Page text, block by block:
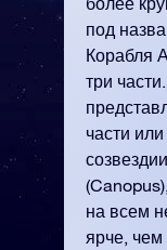
под
Корабля
три
части
на всем
ярче,